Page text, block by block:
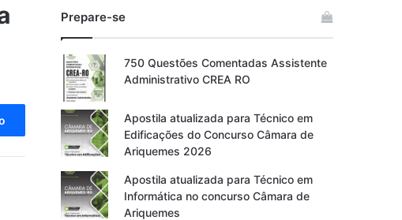
Prepare-se
750 Questões Comentadas Assistente
Administrativo CREA RO
Apostila atualizada para Técnico em
Edificações do Concurso Câmara de
Ariquemes 2026
Apostila atualizada para Técnico em
Informática no concurso Câmara de
Ariquemes